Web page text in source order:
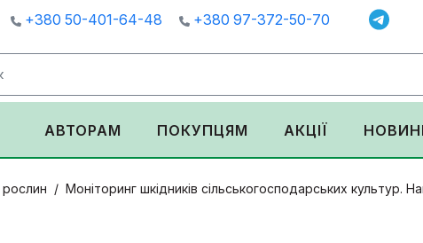
+380 50-401-64-48 +380 97-372-50-70
АВТОРАМ ПОКУПЦЯМ АКЦІЇ
рослин Моніторинг шкідників сільськогосподарських культур.